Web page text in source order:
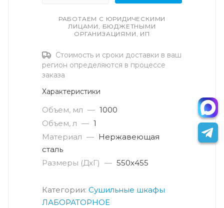
РАБОТАЕМ С ЮРИДИЧЕСКИМИ
ЛИЦАМИ, БЮДЖЕТНЫМИ
ОРГАНИЗАЦИЯМИ, ИП
Стоимость и сроки доставки в ваш
регион определяются в процессе
заказа
Характеристики
Объем, мл — 1000
Объем, л — 1
Материал — Нержавеющая
сталь
Размеры (ДхГ) — 550х455
Категории: Сушильные шкафы
ЛАБОРАТОРНОЕ